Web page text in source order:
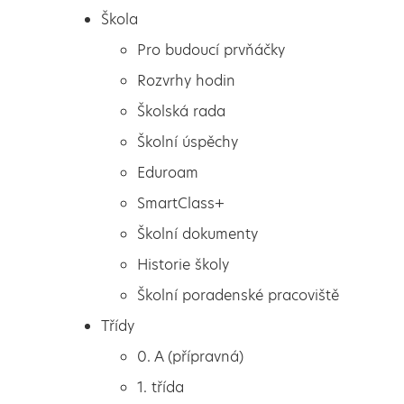
Pro budoucí prvňáčky
Rozvrhy hodin
Školská rada
Škola
Pro budoucí prvňáčky
Rozvrhy hodin
Školská rada
Školní úspěchy
Eduroam
SmartClass+
Školní dokumenty
Historie školy
Školní poradenské pracoviště
Třídy
0. A (přípravná)
1. třída
Beseda s Ivonou
Březinovou